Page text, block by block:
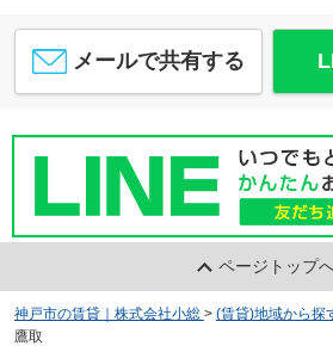
メールで共有する
ページトップ
神戸市の賃貸｜株式会社小総 > (賃貸)地域から探
鷹取